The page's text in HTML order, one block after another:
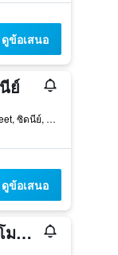
ดูข้อเสนอ
ย์
488 George Street, ซิดนีย์, NSW, ออสเตรเลีย
ดูข้อเสนอ
โรงแรมอโมรา เจมิสัน ซิดนีย์